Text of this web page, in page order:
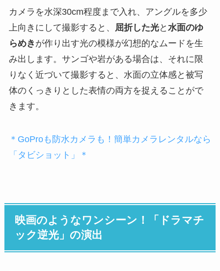
カメラを水深30cm程度まで入れ、アングルを多少
上向きにして撮影すると、
屈折した光と 水面のゆ
らめき が作り出す光の模様が幻想的なムードを生
み出します。サンゴや岩がある場合は、それに限
りなく近づいて撮影すると、水面の立体感と被写
体のくっきりとした表情の両方を捉えることがで
きます。
＊GoProも防水カメラも！簡単カメラレンタルなら
「タビショット」＊
映画のようなワンシーン！「ドラマチ
ック逆光」の演出